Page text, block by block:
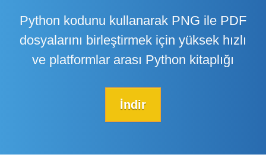
Python kodunu kullanarak PNG ile PDF
dosyalarını birleştirmek için yüksek hızlı
ve platformlar arası Python kitaplığı
İndir